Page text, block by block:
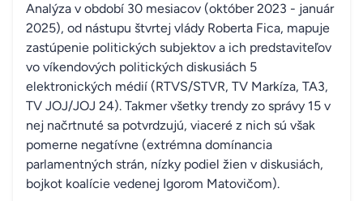
Analýza v období 30 mesiacov (október 2023 - január
2025), od nástupu štvrtej vlády Roberta Fica, mapuje
zastúpenie politických subjektov a ich predstaviteľov
vo víkendových politických diskusiách 5
elektronických médií (RTVS/STVR, TV Markíza, TA3,
TV JOJ/JOJ 24). Takmer všetky trendy zo správy 15 v
nej načrtnuté sa potvrdzujú, viaceré z nich sú však
pomerne negatívne (extrémna domínancia
parlamentných strán, nízky podiel žien v diskusiách,
bojkot koalície vedenej Igorom Matovičom).